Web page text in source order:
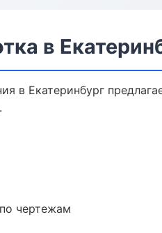
в
в Екатеринбург
чертежам